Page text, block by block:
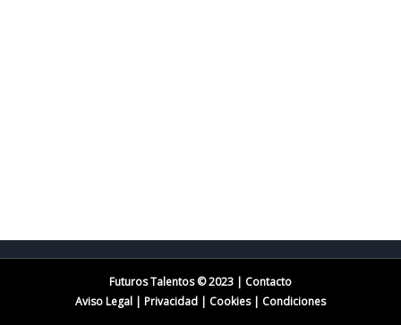
Futuros Talentos © 2023 | Contacto
Aviso Legal | Privacidad | Cookies| Condiciones